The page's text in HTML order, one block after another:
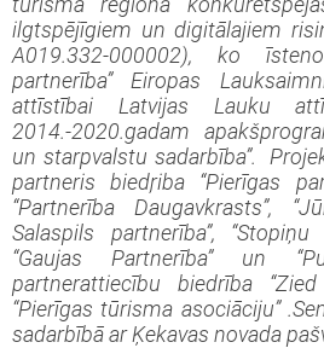
ilgtspējīgiem un digitālajiem
A019.332-000002), ko
partnerība” Eiropas
attīstībai Latvijas Lauku
2014.-2020.gadam
un starpvalstu sadarbība”.
partneris biedŗiba “Pierīgas
“Partnerība Daugavkrasts”,
Salaspils partnerība”, “Stopiņu
“Gaujas Partnerība” un
partnerattiecību biedrība “Zied
“Pierīgas tūrisma asociāciju” .
sadarbībā ar Ķekavas novada